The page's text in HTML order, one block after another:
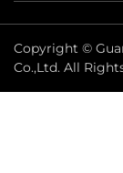
Copyright ©
Co.,Ltd. All